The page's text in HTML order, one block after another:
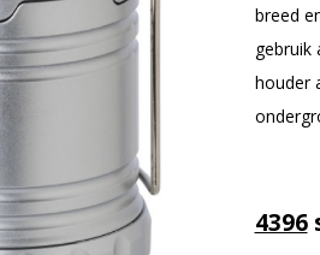
breed
gebruik
houder
4396